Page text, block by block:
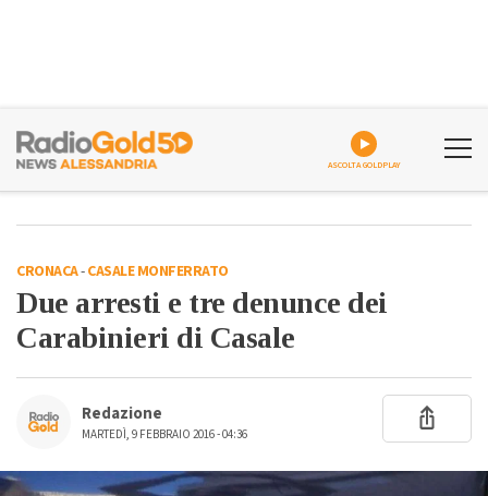
ASCOLTA GOLDPLAY
CRONACA-CASALE MONFERRATO
Due arresti e tre denunce dei
Carabinieri di Casale
Redazione
MARTEDÌ, 9 FEBBRAIO 2016 - 04:36